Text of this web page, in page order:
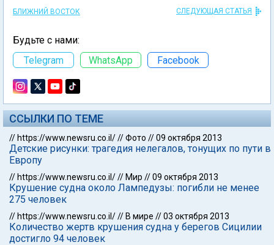
БЛИЖНИЙ ВОСТОК СЛЕДУЮЩАЯ СТАТЬЯ
Будьте с нами:
Telegram
WhatsApp Facebook
ССЫЛКИ ПО ТЕМЕ
// https://www.newsru.co.il///Фото //09 октября 2013
Детские рисунки: трагедия нелегалов, тонущих по пути в
Европу
// https://www.newsru.co.il/// Мир //09 октября 2013
Крушение судна около Лампедузы: погибли не менее
275 человек
// https://www.newsru.co.il/// В мире //03 октября 2013
Количество жертв крушения судна у берегов Сицилии
достигло 94 человек